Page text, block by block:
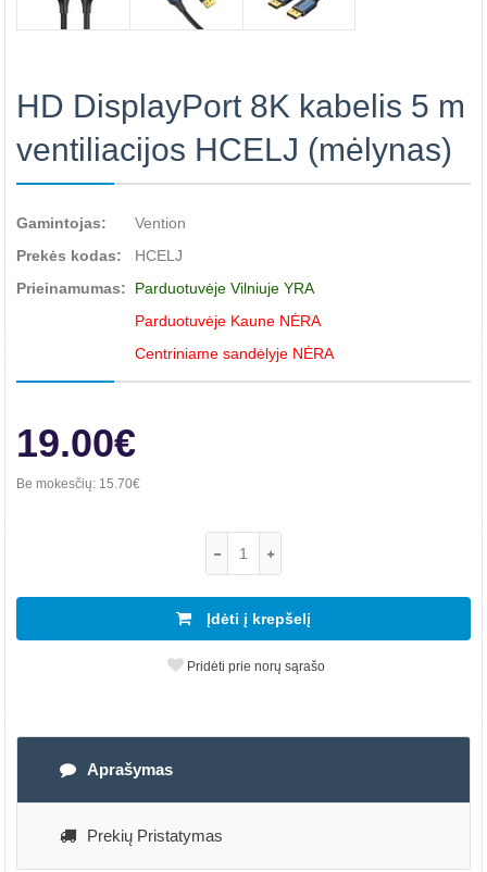
HD DisplayPort 8K kabelis 5 m
ventiliacijos HCELJ (mėlynas)
Gamintojas:
Vention
Prekės kodas:
HCELJ
Prieinamumas:
Parduotuvėje Vilniuje YRA
Parduotuvėje Kaune NĖRA
Centriniame sandėlyje NĖRA
19.00€
Be mokesčių: 15.70€
Įdėti į krepšelį
Pridėti prie norų sąrašo
Aprašymas
Prekių Pristatymas